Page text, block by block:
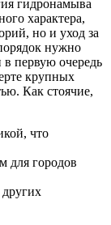
гидронамыва
характера,
но и уход за
нужно
в первую очередь
крупных
Как стоячие,
что
для городов